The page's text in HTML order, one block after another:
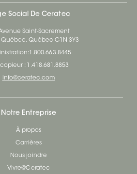
Social De Ceratec
Saint-Sacrement
Québec G1N 3Y3
1.800.663.8445
: 1.418.681.8853
info@ceratec.com
Notre Entreprise
À propos
Carrières
Nous joindre
Vivre@Ceratec